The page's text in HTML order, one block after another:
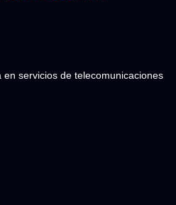
servicios de telecomunicaciones